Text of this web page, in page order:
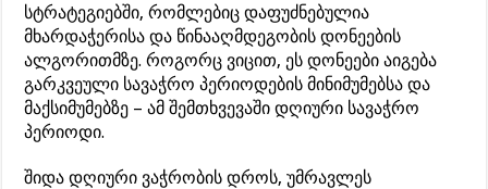
სტრატეგიებში, რომლებიც დაფუძნებულია
მხარდაჭერისა და წინააღმდეგობის დონეების
ალგორითმზე. როგორც ვიცით, ეს დონეები აიგება
გარკვეული სავაჭრო პერიოდების მინიმუმებსა და
მაქსიმუმებზე – ამ შემთხვევაში დღიური სავაჭრო
პერიოდი.
შიდა დღიური ვაჭრობის დროს, უმრავლეს